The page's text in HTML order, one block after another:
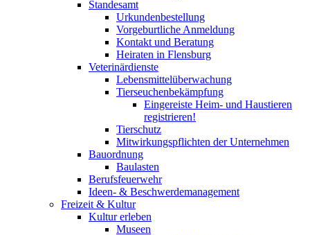
Standesamt
Urkundenbestellung
Vorgeburtliche Anmeldung
Kontakt und Beratung
Heiraten in Flensburg
Veterinärdienste
Lebensmittelüberwachung
Tierseuchenbekämpfung
Eingereiste Heim- und Haustieren
registrieren!
Tierschutz
Mitwirkungspflichten der Unternehmen
Bauordnung
Baulasten
Berufsfeuerwehr
Ideen- & Beschwerdemanagement
Freizeit & Kultur
Kultur erleben
Museen